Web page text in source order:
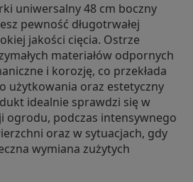
uniwersalny 48 cm boczny
pewność długotrwałej
jakości cięcia. Ostrze
materiałów odpornych
i korozję, co przekłada
użytkowania oraz estetyczny
idealnie sprawdzi się w
ogrodu, podczas intensywnego
oraz w sytuacjach, gdy
wymiana zużytych